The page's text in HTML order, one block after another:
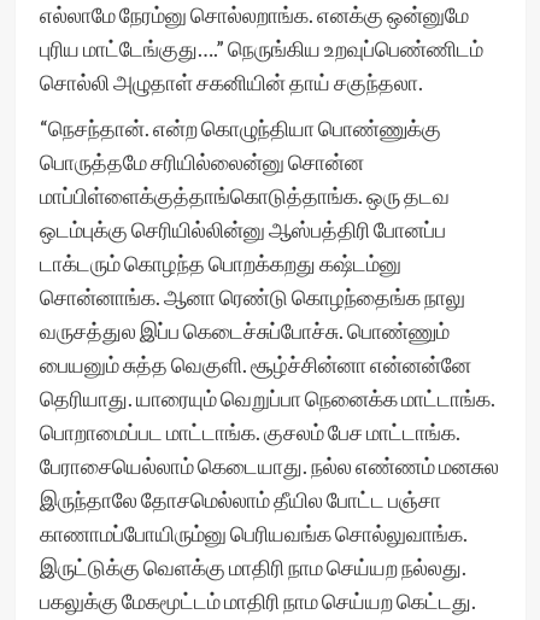
எல்லாமே‌ நேரம்னு சொல்லறாங்க. எனக்கு ஒன்னுமே
புரிய மாட்டேங்குது….” நெருங்கிய உறவுப்பெண்ணிடம்
சொல்லி அழுதாள் சகனியின் தாய் சகுந்தலா.
“நெசந்தான். என்ற கொழுந்தியா பொண்ணுக்கு
பொருத்தமே சரியில்லைன்னு சொன்ன
மாப்பிள்ளைக்குத்தாங்கொடுத்தாங்க. ஒரு தடவ
ஒடம்புக்கு செரியில்லின்னு ஆஸ்பத்திரி போனப்ப
டாக்டரும் கொழந்த பொறக்கறது கஷ்டம்னு
சொன்னாங்க. ஆனா ரெண்டு கொழந்தைங்க நாலு
வருசத்துல இப்ப கெடைச்சுப்போச்சு. பொண்ணும்
பையனும் சுத்த வெகுளி. சூழ்ச்சின்னா என்னன்னே
தெரியாது. யாரையும் வெறுப்பா நெனைக்க மாட்டாங்க.
பொறாமைப்பட மாட்டாங்க. குசலம் பேச மாட்டாங்க.
பேராசையெல்லாம் கெடையாது. நல்ல எண்ணம் மனசுல
இருந்தாலே தோசமெல்லாம் தீயில போட்ட பஞ்சா
காணாமப்போயிரும்னு பெரியவங்க சொல்லுவாங்க.
இருட்டுக்கு வெளக்கு மாதிரி நாம செய்யற நல்லது.
பகலுக்கு மேகமூட்டம் மாதிரி நாம செய்யற கெட்டது.